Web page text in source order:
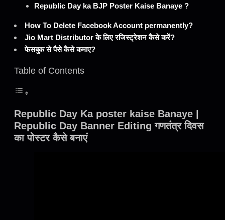
Republic Day ka BJP Poster Kaise Banaye ?
How To Delete Facebook Account permanently?
Jio Mart Distributor के लिए रजिस्ट्रेशन कैसे करें?
फेसबुक से पैसे कैसे कमाए?
Table of Contents
Republic Day Ka poster kaise Banaye |
Republic Day Banner Editing गणतंत्र दिवस
का पोस्टर कैसे बनाएं